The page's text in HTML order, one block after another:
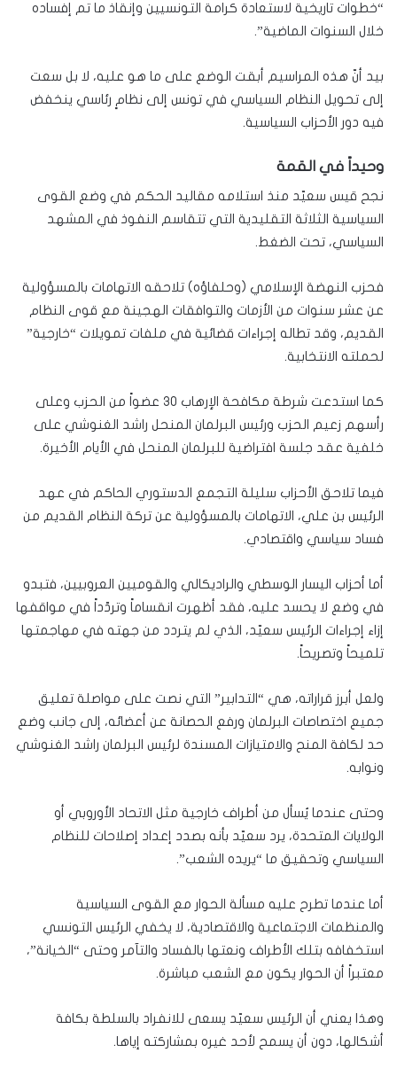
“خطوات تاريخية لاستعادة كرامة التونسيين وإنقاذ ما تم إفساده
خلال السنوات الماضية”.
بيد أنّ هذه المراسيم أبقت الوضع على ما هو عليه، لا بل سعت
إلى تحويل النظام السياسي في تونس إلى نظامٍ رئاسي ينخفض
فيه دور الأحزاب السياسية.
وحيداً في القمة
نجح قيس سعيّد منذ استلامه مقاليد الحكم في وضع القوى
السياسية الثلاثة التقليدية التي تتقاسم النفوذ في المشهد
السياسي، تحت الضغط.
فحزب النهضة الإسلامي (وحلفاؤه) تلاحقه الاتهامات بالمسؤولية
عن عشر سنوات من الأزمات والتوافقات الهجينة مع قوى النظام
القديم، وقد تطاله إجراءات قضائية في ملفات تمويلات “خارجية”
لحملته الانتخابية.
كما استدعت شرطة مكافحة الإرهاب ٣٠ عضواً من الحزب وعلى
رأسهم زعيم الحزب ورئيس البرلمان المنحل راشد الغنوشي على
خلفية عقد جلسة افتراضية للبرلمان المنحل في الأيام الأخيرة.
فيما تلاحق الأحزاب سليلة التجمع الدستوري الحاكم في عهد
الرئيس بن علي، الاتهامات بالمسؤولية عن تركة النظام القديم من
فساد سياسي واقتصادي.
أما أحزاب اليسار الوسطي والراديكالي والقوميين العروبيين، فتبدو
في وضع لا يحسد عليه، فقد أظهرت انقساماً وتردّداً في مواقفها
إزاء إجراءات الرئيس سعيّد، الذي لم يتردد من جهته في مهاجمتها
تلميحاً وتصريحاً.
ولعل أبرز قراراته، هي “التدابير” التي نصت على مواصلة تعليق
جميع اختصاصات البرلمان ورفع الحصانة عن أعضائه، إلى جانب وضع
حد لكافة المنح والامتيازات المسندة لرئيس البرلمان راشد الغنوشي
ونوابه.
وحتى عندما يُسأل من أطراف خارجية مثل الاتحاد الأوروبي أو
الولايات المتحدة، يرد سعيّد بأنه بصدد إعداد إصلاحات للنظام
السياسي وتحقيق ما “يريده الشعب”.
أما عندما تطرح عليه مسألة الحوار مع القوى السياسية
والمنظمات الاجتماعية والاقتصادية، لا يخفي الرئيس التونسي
استخفافه بتلك الأطراف ونعتها بالفساد والتآمر وحتى “الخيانة”،
معتبراً أن الحوار يكون مع الشعب مباشرة.
وهذا يعني أن الرئيس سعيّد يسعى للانفراد بالسلطة بكافة
أشكالها، دون أن يسمح لأحد غيره بمشاركته إياها.